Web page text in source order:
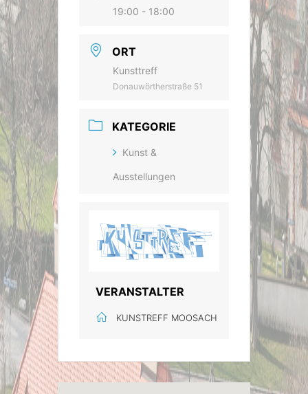
19:00 - 18:00
ORT
Kunsttreff
Donauwörtherstraße 51
KATEGORIE
Kunst &
Ausstellungen
VERANSTALTER
KUNSTREFF MOOSACH